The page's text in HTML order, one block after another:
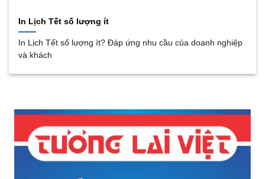
In Lịch Tết số lượng ít
In Lịch Tết số lượng ít? Đáp ứng nhu cầu của doanh nghiệp
và khách